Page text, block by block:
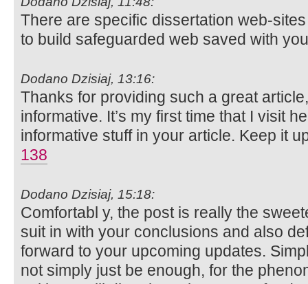
There are specific dissertation web-
to build safeguarded web saved with
Dodano Dzisiaj, 13:16:
Thanks for providing such a great
informative. It’s my first time that I visit
informative stuff in your article. Keep it
138
Dodano Dzisiaj, 15:18:
Comfortabl y, the post is really the
suit in with your conclusions and also
forward to your upcoming updates.
not simply just be enough, for the